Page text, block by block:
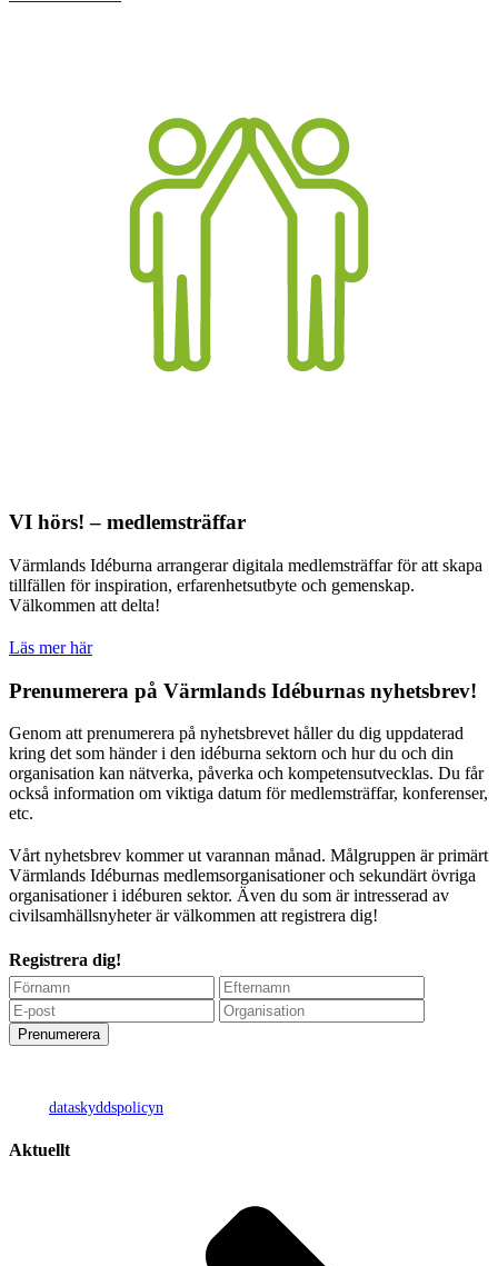
VI hörs! – medlemsträffar
Värmlands Idéburna arrangerar digitala medlemsträffar för att skapa
tillfällen för inspiration, erfarenhetsutbyte och gemenskap.
Välkommen att delta!
Läs mer här
Prenumerera på Värmlands Idéburnas nyhetsbrev!
Genom att prenumerera på nyhetsbrevet håller du dig uppdaterad
kring det som händer i den idéburna sektorn och hur du och din
organisation kan nätverka, påverka och kompetensutvecklas. Du får
också information om viktiga datum för medlemsträffar, konferenser,
etc.
Vårt nyhetsbrev kommer ut varannan månad. Målgruppen är primärt
Värmlands Idéburnas medlemsorganisationer och sekundärt övriga
organisationer i idéburen sektor. Även du som är intresserad av
civilsamhällsnyheter är välkommen att registrera dig!
Registrera dig!
dataskyddspolicyn
Aktuellt